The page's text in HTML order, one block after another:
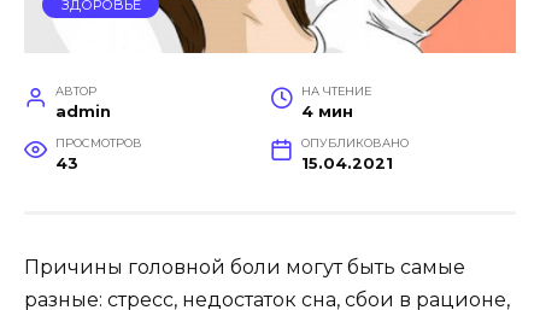
ЗДОРОВЬЕ
АВТОР
admin
НА ЧТЕНИЕ
4 мин
ПРОСМОТРОВ
43
ОПУБЛИКОВАНО
15.04.2021
Причины головной боли могут быть самые
разные: стресс, недостаток сна, сбои в рационе,